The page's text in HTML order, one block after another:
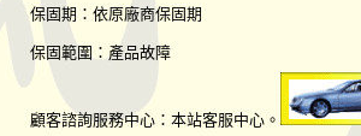
保固期：依原廠商保固期
保固範圍：產品故障
顧客諮詢服務中心：本站客服中心。